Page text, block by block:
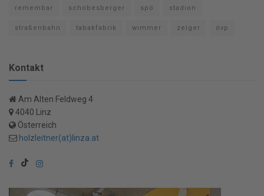
remembar schobesberger spö stadion
straßenbahn tabakfabrik wimmer zeiger övp
Kontakt
Am Alten Feldweg 4
4040 Linz
Österreich
holzleitner(at)linza.at